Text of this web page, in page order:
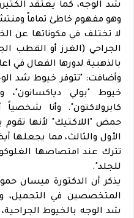
شد الوجه، كما يعتقد
وهو مفهوم خاطئ تماماً
لا تختلف في مكوناتها عن
الجراحي (الغرز أو القطب
بالذهبية لدورها الفعال في
وأضافت: "تتوفر خيوط شد
خيوط "بولي دياكسانون"،
كابرولاكتون". وأنا
حمض "اللاكتيك" لأنها تقوم
الأول والثالث، مما يجعلها
تترك عند امتصاصها
للجلد".
يذكر أن الدكتورة ميسان
المتخصصين في التجميل،
شد الوجه بالخيوط